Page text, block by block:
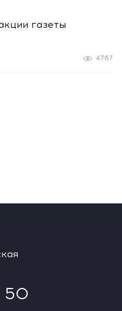
газеты
4767
50